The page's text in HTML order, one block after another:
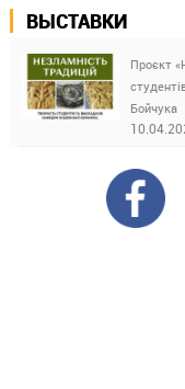
ВЫСТАВКИ
Проєкт
Бойчука